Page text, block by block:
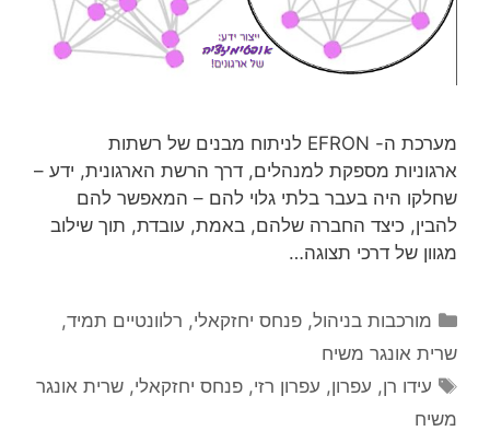
מערכת ה- EFRON לניתוח מבנים של רשתות
ארגוניות מספקת למנהלים, דרך הרשת הארגונית, ידע –
שחלקו היה בעבר בלתי גלוי להם – המאפשר להם
להבין, כיצד החברה שלהם, באמת, עובדת, תוך שילוב
מגוון של דרכי תצוגה…
קטגוריות
מורכבות בניהול,פנחס יחזקאלי, רלוונטיים תמיד,
שרית אונגר משיח
תגיות
עידו רן, עפרון, עפרון רזי,פנחס יחזקאלי,שרית אונגר
משיח